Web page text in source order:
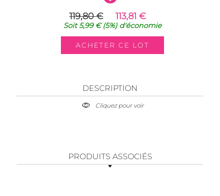
119,80 € 113,81 €
Soit5,99 €(5%) d'économie
DESCRIPTION
Cliquez pour voir
PRODUITS ASSOCIÉS